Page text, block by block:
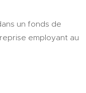
un fonds de
employant au